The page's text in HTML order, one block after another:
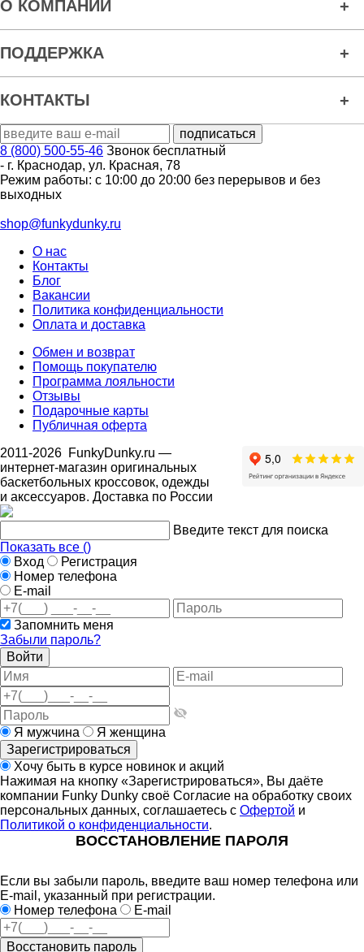
О КОМПАНИИ
ПОДДЕРЖКА
КОНТАКТЫ
8 (800) 500-55-46 Звонок бесплатный
- г. Краснодар, ул. Красная, 78
Режим работы: с 10:00 до 20:00 без перерывов и без
выходных
shop@funkydunky.ru
О нас
Контакты
Блог
Вакансии
Политика конфиденциальности
Оплата и доставка
Обмен и возврат
Помощь покупателю
Программа лояльности
Отзывы
Подарочные карты
Публичная оферта
2011-2026 FunkyDunky.ru —
интернет-магазин оригинальных
баскетбольных кроссовок, одежды
и аксессуаров. Доставка по России
Введите текст для поиска
Показать все ()
Вход
Регистрация
Номер телефона
E-mail
Запомнить меня
Забыли пароль?
Войти
Я мужчина
Я женщина
Зарегистрироваться
Хочу быть в курсе новинок и акций
Нажимая на кнопку «Зарегистрироваться», Вы даёте
компании Funky Dunky своё Согласие на обработку своих
персональных данных, соглашаетесь с Офертой и
Политикой о конфиденциальности.
ВОССТАНОВЛЕНИЕ ПАРОЛЯ
Если вы забыли пароль, введите ваш номер телефона или
E-mail, указанный при регистрации.
Номер телефона
E-mail
Восстановить пароль